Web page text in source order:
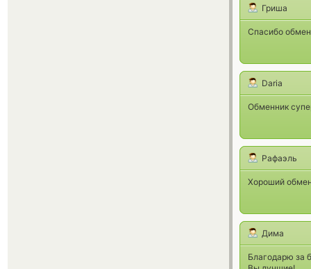
Гриша
Спасибо
Daria
Обменник
Рафаэль
Хороший
Дима
Благодарю за